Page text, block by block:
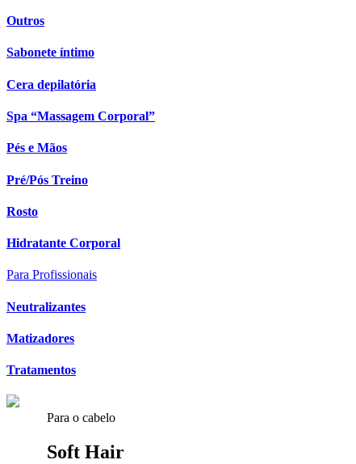
Outros
Sabonete íntimo
Cera depilatória
Spa “Massagem Corporal”
Pés e Mãos
Pré/Pós Treino
Rosto
Hidratante Corporal
Para Profissionais
Neutralizantes
Matizadores
Tratamentos
Para o cabelo
Soft Hair